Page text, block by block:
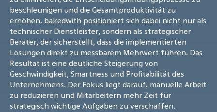
beschleunigen und die Gesamtproduktivität zu
erhöhen. bakedwith positioniert sich dabei nicht nur als
technischer Dienstleister, sondern als strategischer
Berater, der sicherstellt, dass die implementierten
Lösungen direkt zu messbarem Mehrwert führen. Das
Resultat ist eine deutliche Steigerung von
Geschwindigkeit, Smartness und Profitabilität des
Unternehmens. Der Fokus liegt darauf, manuelle Arbeit
zu reduzieren und Mitarbeitern mehr Zeit für
strategisch wichtige Aufgaben zu verschaffen.